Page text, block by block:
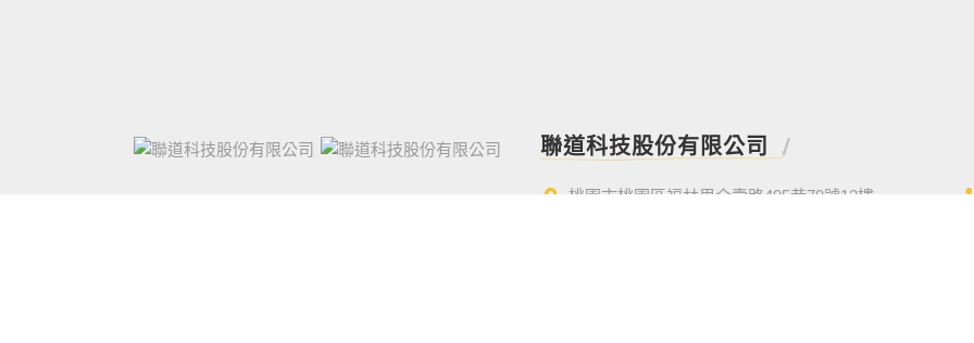
聯道科技股份有限公司
桃園市桃園區福林里介壽路495巷79號12樓